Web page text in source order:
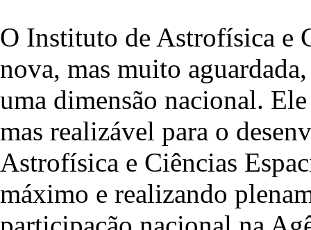
O Instituto de Astrofísica e
nova, mas muito
uma dimensão nacional.
mas realizável para o
Astrofísica e Ciências
máximo e realizando